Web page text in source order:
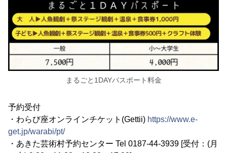
まるごと1DAYパスポート料金
予約受付
・わらび座オンラインチケット(Gettii) https://www.e-
get.jp/warabi/pt/
・あきた芸術村予約センター Tel 0187-44-3939 [受付：(月